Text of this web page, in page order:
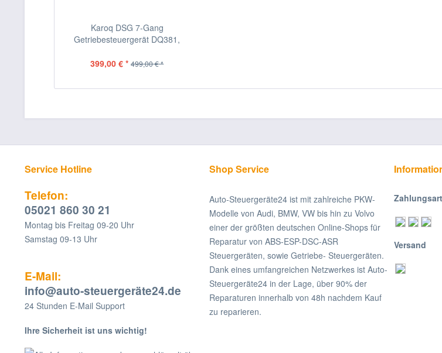
Karoq DSG 7-Gang
Getriebesteuergerät DQ381,
399,00 € * 499,00 € *
Service Hotline
Telefon:
05021 860 30 21
Montag bis Freitag 09-20 Uhr
Samstag 09-13 Uhr
E-Mail:
info@auto-steuergeräte24.de
24 Stunden E-Mail Support
Ihre Sicherheit ist uns wichtig!
Shop Service
Auto-Steuergeräte24 ist mit zahlreiche PKW-
Modelle von Audi, BMW, VW bis hin zu Volvo
einer der größten deutschen Online-Shops für
Reparatur von ABS-ESP-DSC-ASR
Steuergeräten, sowie Getriebe- Steuergeräten.
Dank eines umfangreichen Netzwerkes ist Auto-
Steuergeräte24 in der Lage, über 90% der
Reparaturen innerhalb von 48h nachdem Kauf
zu reparieren.
Versand